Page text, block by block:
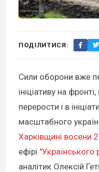
ПОДІЛИТИСЯ:
Сили оборони вже
ініціативу на
перерости і в
масштабного
Харківщині восени
ефірі "Українського
аналітик Олексій